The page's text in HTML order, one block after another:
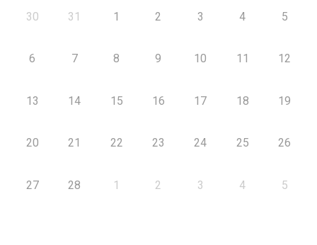
30 31 1 2 3 4 5
6 7 8 9 10 11 12
13 14 15 16 17 18 19
20 21 22 23 24 25 26
27 28 1 2 3 4 5